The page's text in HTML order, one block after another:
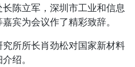
陈立军，深圳市工业和信息
宾为会议作了精彩致辞。
所所长肖劲松对国家新材料
绍。